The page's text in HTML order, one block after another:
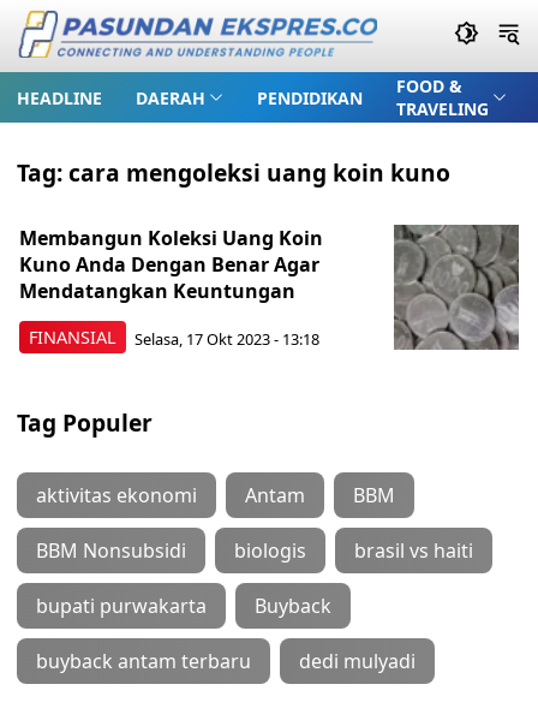
HEADLINE DAERAH PENDIDIKAN
FOOD &
TRAVELING
Tag:cara mengoleksi uang koin kuno
FINANSIAL
Membangun Koleksi Uang Koin
Kuno Anda Dengan Benar Agar
Mendatangkan Keuntungan
Selasa, 17 Okt 2023 - 13:18
Tag Populer
aktivitas ekonomi Antam BBM
BBM Nonsubsidi biologis brasil vs haiti
bupati purwakarta Buyback
buyback antam terbaru dedi mulyadi